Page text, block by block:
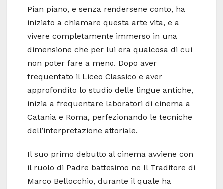
Pian piano, e senza rendersene conto, ha
iniziato a chiamare questa arte vita, e a
vivere completamente immerso in una
dimensione che per lui era qualcosa di cui
non poter fare a meno. Dopo aver
frequentato il Liceo Classico e aver
approfondito lo studio delle lingue antiche,
inizia a frequentare laboratori di cinema a
Catania e Roma, perfezionando le tecniche
dell’interpretazione attoriale.
Il suo primo debutto al cinema avviene con
il ruolo di Padre battesimo ne Il Traditore di
Marco Bellocchio, durante il quale ha